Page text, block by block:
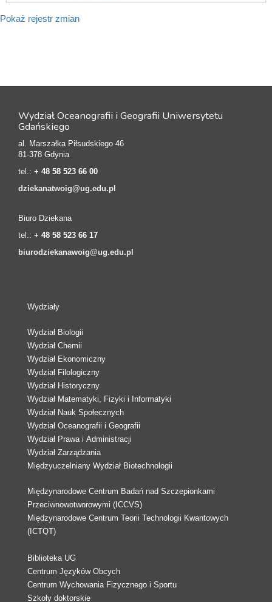
Pokaż rejestr zmian
Wydział Oceanografii i Geografii Uniwersytetu
Gdańskiego
al. Marszałka Piłsudskiego 46
81-378 Gdynia
tel.: + 48 58 523 66 00
dziekanatwoig@ug.edu.pl
Biuro Dziekana
tel.: + 48 58 523 66 17
biurodziekanawoig@ug.edu.pl
Wydziały
Wydział Biologii
Wydział Chemii
Wydział Ekonomiczny
Wydział Filologiczny
Wydział Historyczny
Wydział Matematyki, Fizyki i Informatyki
Wydział Nauk Społecznych
Wydział Oceanografii i Geografii
Wydział Prawa i Administracji
Wydział Zarządzania
Międzyuczelniany Wydział Biotechnologii
Międzynarodowe Centrum Badań nad Szczepionkami
Przeciwnowotworowymi (ICCVS)
Międzynarodowe Centrum Teorii Technologii Kwantowych
(ICTQT)
Biblioteka UG
Centrum Języków Obcych
Centrum Wychowania Fizycznego i Sportu
Szkoły doktorskie